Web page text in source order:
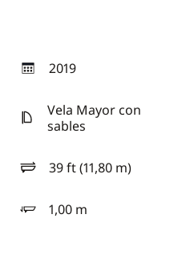
2019
año
Vela Mayor con
sables
39 ft (11,80 m)
eslora
1,00 m
calado